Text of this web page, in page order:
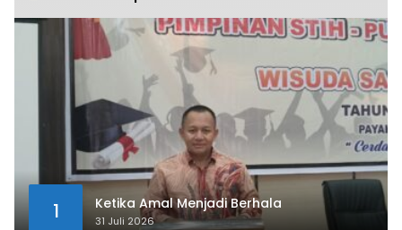
1 Ketika Amal Menjadi Berhala
31 Juli 2026